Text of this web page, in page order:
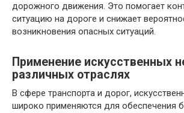
дорожного движения. Это помогает
ситуацию на дороге и снижает
возникновения опасных ситуаций.
Применение искусственных
различных отраслях
В сфере транспорта и дорог,
широко применяются для обеспечения